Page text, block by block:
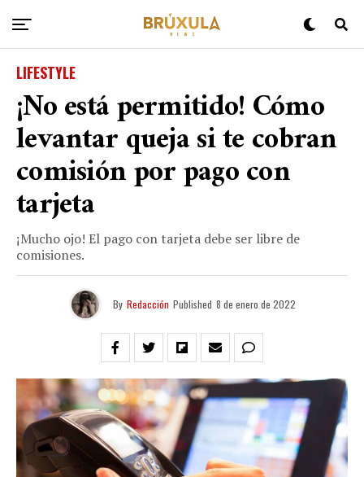
LIFESTYLE
¡No está permitido! Cómo
levantar queja si te cobran
comisión por pago con
tarjeta
¡Mucho ojo! El pago con tarjeta debe ser libre de
comisiones.
By Redacción Published 8 de enero de 2022